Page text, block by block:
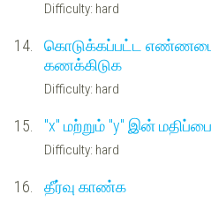
Difficulty: hard
14.
கொடுக்கப்பட்ட
கணக்கிடுக
Difficulty: hard
15. "x" மற்றும் "y" இன்
Difficulty: hard
16. தீர்வு காண்க